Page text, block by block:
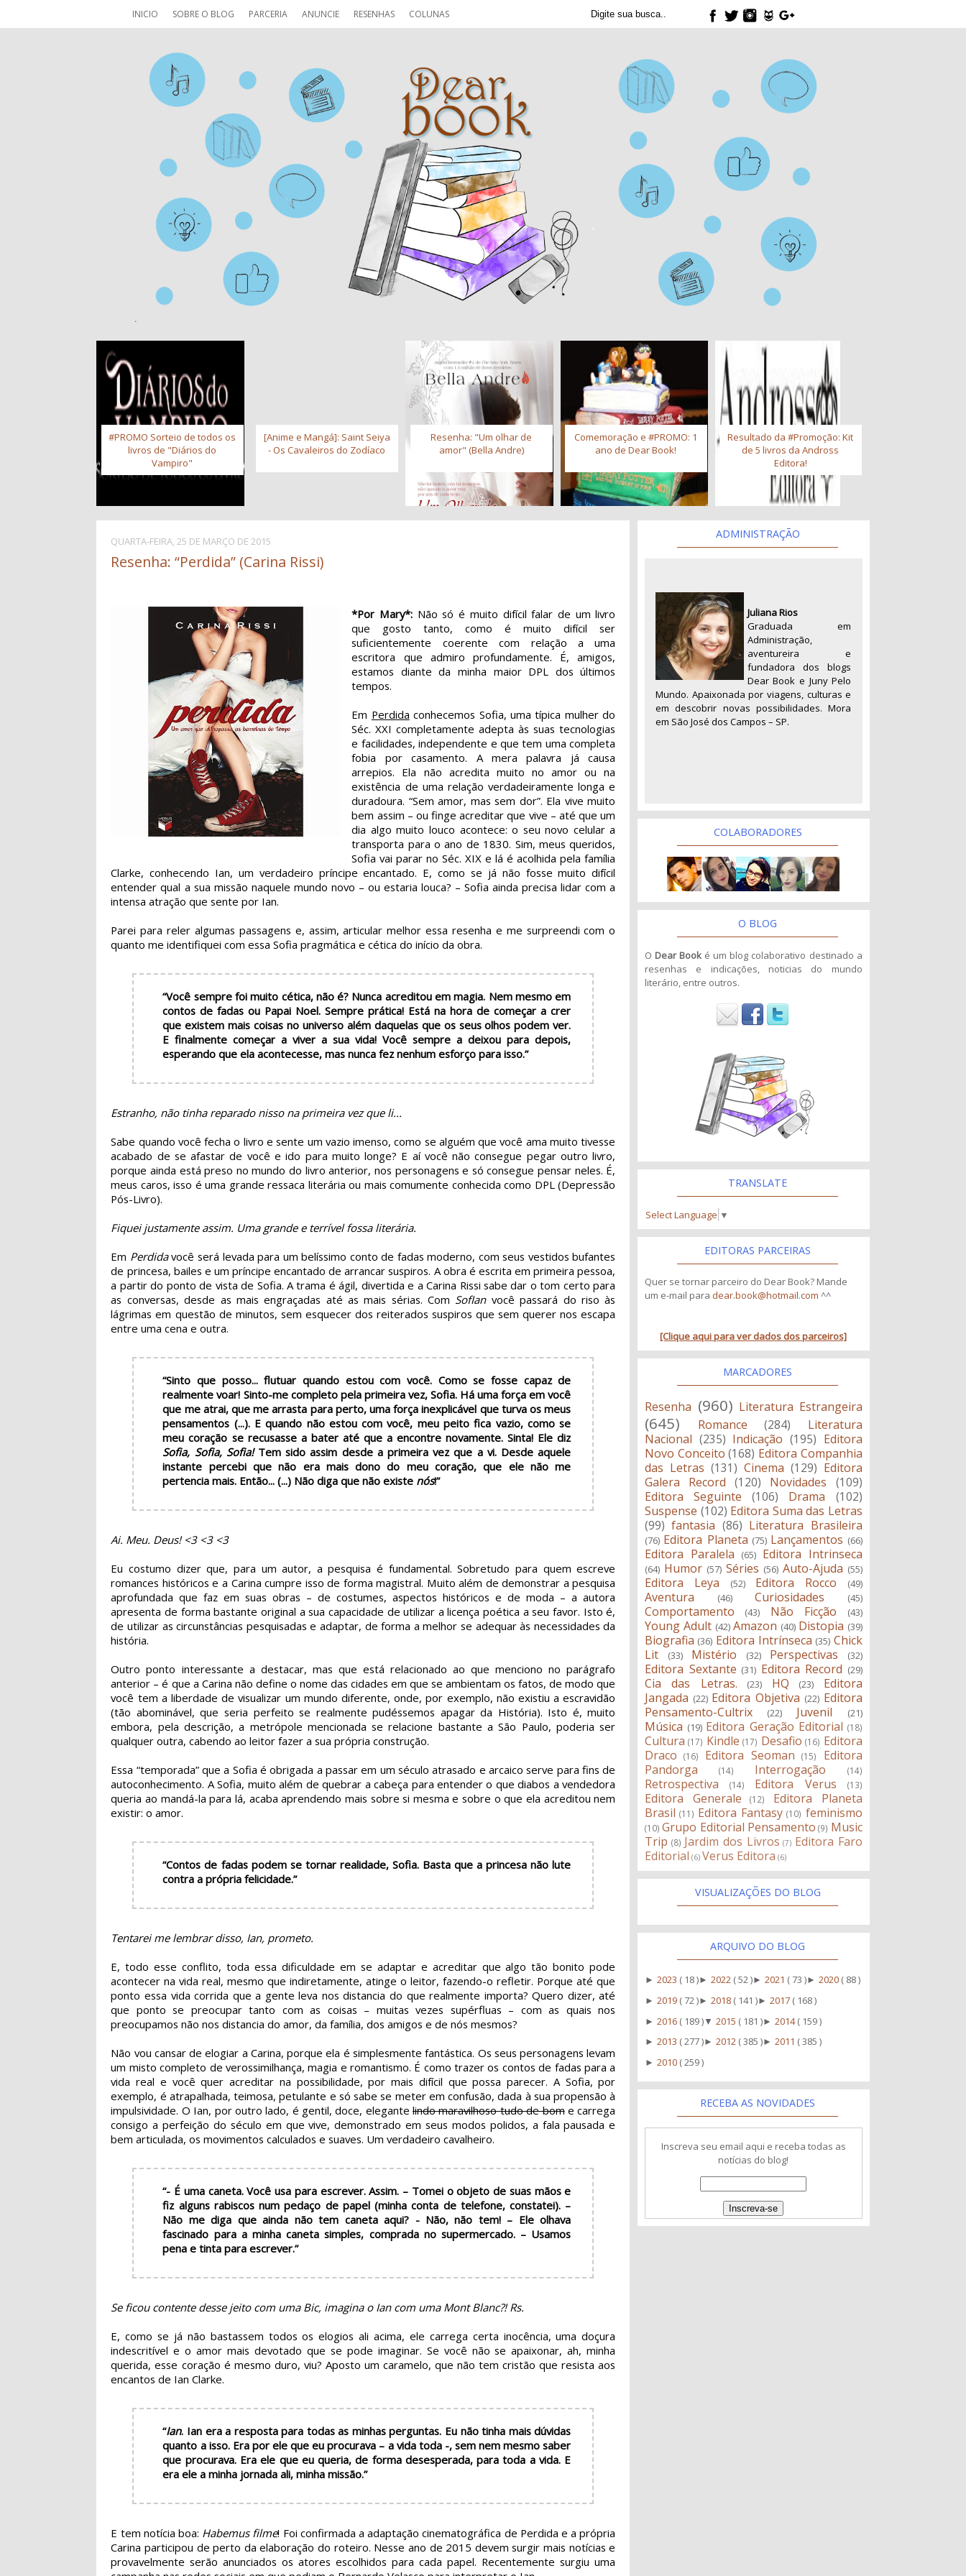
INICIO SOBRE O BLOG PARCERIA ANUNCIE RESENHAS COLUNAS
#PROMO Sorteio de todos os
livros de "Diários do
Vampiro"
[Anime e Mangá]: Saint Seiya
- Os Cavaleiros do Zodíaco
Resenha: "Um olhar de
amor" (Bella Andre)
Comemoração e #PROMO: 1
ano de Dear Book!
Resultado da #Promoção: Kit
de 5 livros da Andross
Editora!
QUARTA-FEIRA, 25 DE MARÇO DE 2015
Resenha: “Perdida” (Carina Rissi)
*Por Mary*: Não só é muito difícil falar de um livro
que gosto tanto, como é muito difícil ser
suficientemente coerente com relação a uma
escritora que admiro profundamente. É, amigos,
estamos diante da minha maior DPL dos últimos
tempos.
Em Perdida conhecemos Sofia, uma típica mulher do
Séc. XXI completamente adepta às suas tecnologias
e facilidades, independente e que tem uma completa
fobia por casamento. A mera palavra já causa
arrepios. Ela não acredita muito no amor ou na
existência de uma relação verdadeiramente longa e
duradoura. “Sem amor, mas sem dor”. Ela vive muito
bem assim – ou finge acreditar que vive – até que um
dia algo muito louco acontece: o seu novo celular a
transporta para o ano de 1830. Sim, meus queridos,
Sofia vai parar no Séc. XIX e lá é acolhida pela família
Clarke, conhecendo Ian, um verdadeiro príncipe encantado. E, como se já não fosse muito difícil
entender qual a sua missão naquele mundo novo – ou estaria louca? – Sofia ainda precisa lidar com a
intensa atração que sente por Ian.
Parei para reler algumas passagens e, assim, articular melhor essa resenha e me surpreendi com o
quanto me identifiquei com essa Sofia pragmática e cética do início da obra.
“Você sempre foi muito cética, não é? Nunca acreditou em magia. Nem mesmo em
contos de fadas ou Papai Noel. Sempre prática! Está na hora de começar a crer
que existem mais coisas no universo além daquelas que os seus olhos podem ver.
E finalmente começar a viver a sua vida! Você sempre a deixou para depois,
esperando que ela acontecesse, mas nunca fez nenhum esforço para isso.”
Estranho, não tinha reparado nisso na primeira vez que li...
Sabe quando você fecha o livro e sente um vazio imenso, como se alguém que você ama muito tivesse
acabado de se afastar de você e ido para muito longe? E aí você não consegue pegar outro livro,
porque ainda está preso no mundo do livro anterior, nos personagens e só consegue pensar neles. É,
meus caros, isso é uma grande ressaca literária ou mais comumente conhecida como DPL (Depressão
Pós-Livro).
Fiquei justamente assim. Uma grande e terrível fossa literária.
Em Perdidavocê será levada para um belíssimo conto de fadas moderno, com seus vestidos bufantes
de princesa, bailes e um príncipe encantado de arrancar suspiros. A obra é escrita em primeira pessoa,
a partir do ponto de vista de Sofia. A trama é ágil, divertida e a Carina Rissi sabe dar o tom certo para
as conversas, desde as mais engraçadas até as mais sérias. Com SofIanvocê passará do riso às
lágrimas em questão de minutos, sem esquecer dos reiterados suspiros que sem querer nos escapa
entre uma cena e outra.
“Sinto que posso... flutuar quando estou com você. Como se fosse capaz de
realmente voar! Sinto-me completo pela primeira vez, Sofia. Há uma força em você
que me atrai, que me arrasta para perto, uma força inexplicável que turva os meus
pensamentos (...). E quando não estou com você, meu peito fica vazio, como se
meu coração se recusasse a bater até que a encontre novamente. Sinta! Ele diz
Sofia, Sofia, Sofia!Tem sido assim desde a primeira vez que a vi. Desde aquele
instante percebi que não era mais dono do meu coração, que ele não me
pertencia mais. Então... (...) Não diga que não existe nós!”
Ai. Meu. Deus! <3 <3 <3
Eu costumo dizer que, para um autor, a pesquisa é fundamental. Sobretudo para quem escreve
romances históricos e a Carina cumpre isso de forma magistral. Muito além de demonstrar a pesquisa
aprofundada que faz em suas obras – de costumes, aspectos históricos e de moda – a autora
apresenta de forma bastante original a sua capacidade de utilizar a licença poética a seu favor. Isto é,
de utilizar as circunstâncias pesquisadas e adaptar, de forma a melhor se adequar às necessidades da
história.
Outro ponto interessante a destacar, mas que está relacionado ao que menciono no parágrafo
anterior – é que a Carina não define o nome das cidades em que se ambientam os fatos, de modo que
você tem a liberdade de visualizar um mundo diferente, onde, por exemplo, não existiu a escravidão
(tão abominável, que seria perfeito se realmente pudéssemos apagar da História). Isto é, muito
embora, pela descrição, a metrópole mencionada se relacione bastante a São Paulo, poderia ser
qualquer outra, cabendo ao leitor fazer a sua própria construção.
Essa “temporada” que a Sofia é obrigada a passar em um século atrasado e arcaico serve para fins de
autoconhecimento. A Sofia, muito além de quebrar a cabeça para entender o que diabos a vendedora
queria ao mandá-la para lá, acaba aprendendo mais sobre si mesma e sobre o que ela acreditou nem
existir: o amor.
“Contos de fadas podem se tornar realidade, Sofia. Basta que a princesa não lute
contra a própria felicidade.”
Tentarei me lembrar disso, Ian, prometo.
E, todo esse conflito, toda essa dificuldade em se adaptar e acreditar que algo tão bonito pode
acontecer na vida real, mesmo que indiretamente, atinge o leitor, fazendo-o refletir. Porque até que
ponto essa vida corrida que a gente leva nos distancia do que realmente importa? Quero dizer, até
que ponto se preocupar tanto com as coisas – muitas vezes supérfluas – com as quais nos
preocupamos não nos distancia do amor, da família, dos amigos e de nós mesmos?
Não vou cansar de elogiar a Carina, porque ela é simplesmente fantástica. Os seus personagens levam
um misto completo de verossimilhança, magia e romantismo. É como trazer os contos de fadas para a
vida real e você quer acreditar na possibilidade, por mais difícil que possa parecer. A Sofia, por
exemplo, é atrapalhada, teimosa, petulante e só sabe se meter em confusão, dada à sua propensão à
impulsividade. O Ian, por outro lado, é gentil, doce, elegantelindo maravilhoso tudo de bome carrega
consigo a perfeição do século em que vive, demonstrado em seus modos polidos, a fala pausada e
bem articulada, os movimentos calculados e suaves. Um verdadeiro cavalheiro.
“- É uma caneta. Você usa para escrever. Assim. – Tomei o objeto de suas mãos e
fiz alguns rabiscos num pedaço de papel (minha conta de telefone, constatei). –
Não me diga que ainda não tem caneta aqui? - Não, não tem! – Ele olhava
fascinado para a minha caneta simples, comprada no supermercado. – Usamos
pena e tinta para escrever.”
Se ficou contente desse jeito com uma Bic, imagina o Ian com uma Mont Blanc?! Rs.
E, como se já não bastassem todos os elogios ali acima, ele carrega certa inocência, uma doçura
indescritível e o amor mais devotado que se pode imaginar. Se você não se apaixonar, ah, minha
querida, esse coração é mesmo duro, viu? Aposto um caramelo, que não tem cristão que resista aos
encantos de Ian Clarke.
“Ian. Ian era a resposta para todas as minhas perguntas. Eu não tinha mais dúvidas
quanto a isso. Era por ele que eu procurava – a vida toda -, sem nem mesmo saber
que procurava. Era ele que eu queria, de forma desesperada, para toda a vida. E
era ele a minha jornada ali, minha missão.”
E tem notícia boa: Habemus filme! Foi confirmada a adaptação cinematográfica de Perdida e a própria
Carina participou de perto da elaboração do roteiro. Nesse ano de 2015 devem surgir mais notícias e
provavelmente serão anunciados os atores escolhidos para cada papel. Recentemente surgiu uma
ADMINISTRAÇÃO
Juliana Rios
Graduada em
Administração,
aventureira e
fundadora dos blogs
Dear Book e Juny Pelo
Mundo. Apaixonada por viagens, culturas e
em descobrir novas possibilidades. Mora
em São José dos Campos – SP.
COLABORADORES
O BLOG
O Dear Book é um blog colaborativo destinado a
resenhas e indicações, noticias do mundo
literário, entre outros.
TRANSLATE
Select Language ▼
EDITORAS PARCEIRAS
Quer se tornar parceiro do Dear Book? Mande
um e-mail para dear.book@hotmail.com ^^
[Clique aqui para ver dados dos parceiros]
MARCADORES
Resenha (960) Literatura Estrangeira
(645) Romance (284)
Literatura
Nacional (235) Indicação (195) Editora
Novo Conceito (168) Editora Companhia
das Letras (131) Cinema (129) Editora
Galera Record
(120) Novidades
(109)
Editora Seguinte
(106) Drama
(102)
Suspense (102) Editora Suma das Letras
(99) fantasia (86) Literatura Brasileira
(76) Editora Planeta (75) Lançamentos (66)
Editora Paralela (65) Editora Intrinseca
(64) Humor (57) Séries (56) Auto-Ajuda (55)
Editora Leya (52) Editora Rocco (49)
Aventura (46) Curiosidades (45)
Comportamento (43) Não Ficção (43)
Young Adult (42) Amazon (40) Distopia (39)
Biografia (36) Editora Intrínseca (35) Chick
Lit
(33) Mistério (32) Perspectivas (32)
Editora Sextante (31) Editora Record (29)
Cia das Letras. (23) HQ (23)
Editora
Jangada (22) Editora Objetiva (22) Editora
Pensamento-Cultrix
(22) Juvenil (21)
Música (19) Editora Geração Editorial (18)
Cultura (17) Kindle (17) Desafio (16) Editora
Draco
(16) Editora Seoman (15)
Editora
Pandorga
(14) Interrogação (14)
Retrospectiva (14) Editora Verus (13)
Editora Generale (12)
Editora Planeta
Brasil (11) Editora Fantasy (10) feminismo
(10) Grupo Editorial Pensamento (9) Music
Trip (8) Jardim dos Livros (7) Editora Faro
Editorial (6) Verus Editora (6)
VISUALIZAÇÕES DO BLOG
ARQUIVO DO BLOG
►2023 ( 18 )►2022 ( 52 )►2021 ( 73 )►2020 ( 88 )
►2019 ( 72 )►2018 ( 141 )►2017 ( 168 )
►2016 ( 189 ) ▼2015 ( 181 )►2014( 159 )
►2013 ( 277 )►2012 ( 385 )►2011 ( 385 )
►2010 ( 259 )
RECEBA AS NOVIDADES
Inscreva seu email aqui e receba todas as
notícias do blog!